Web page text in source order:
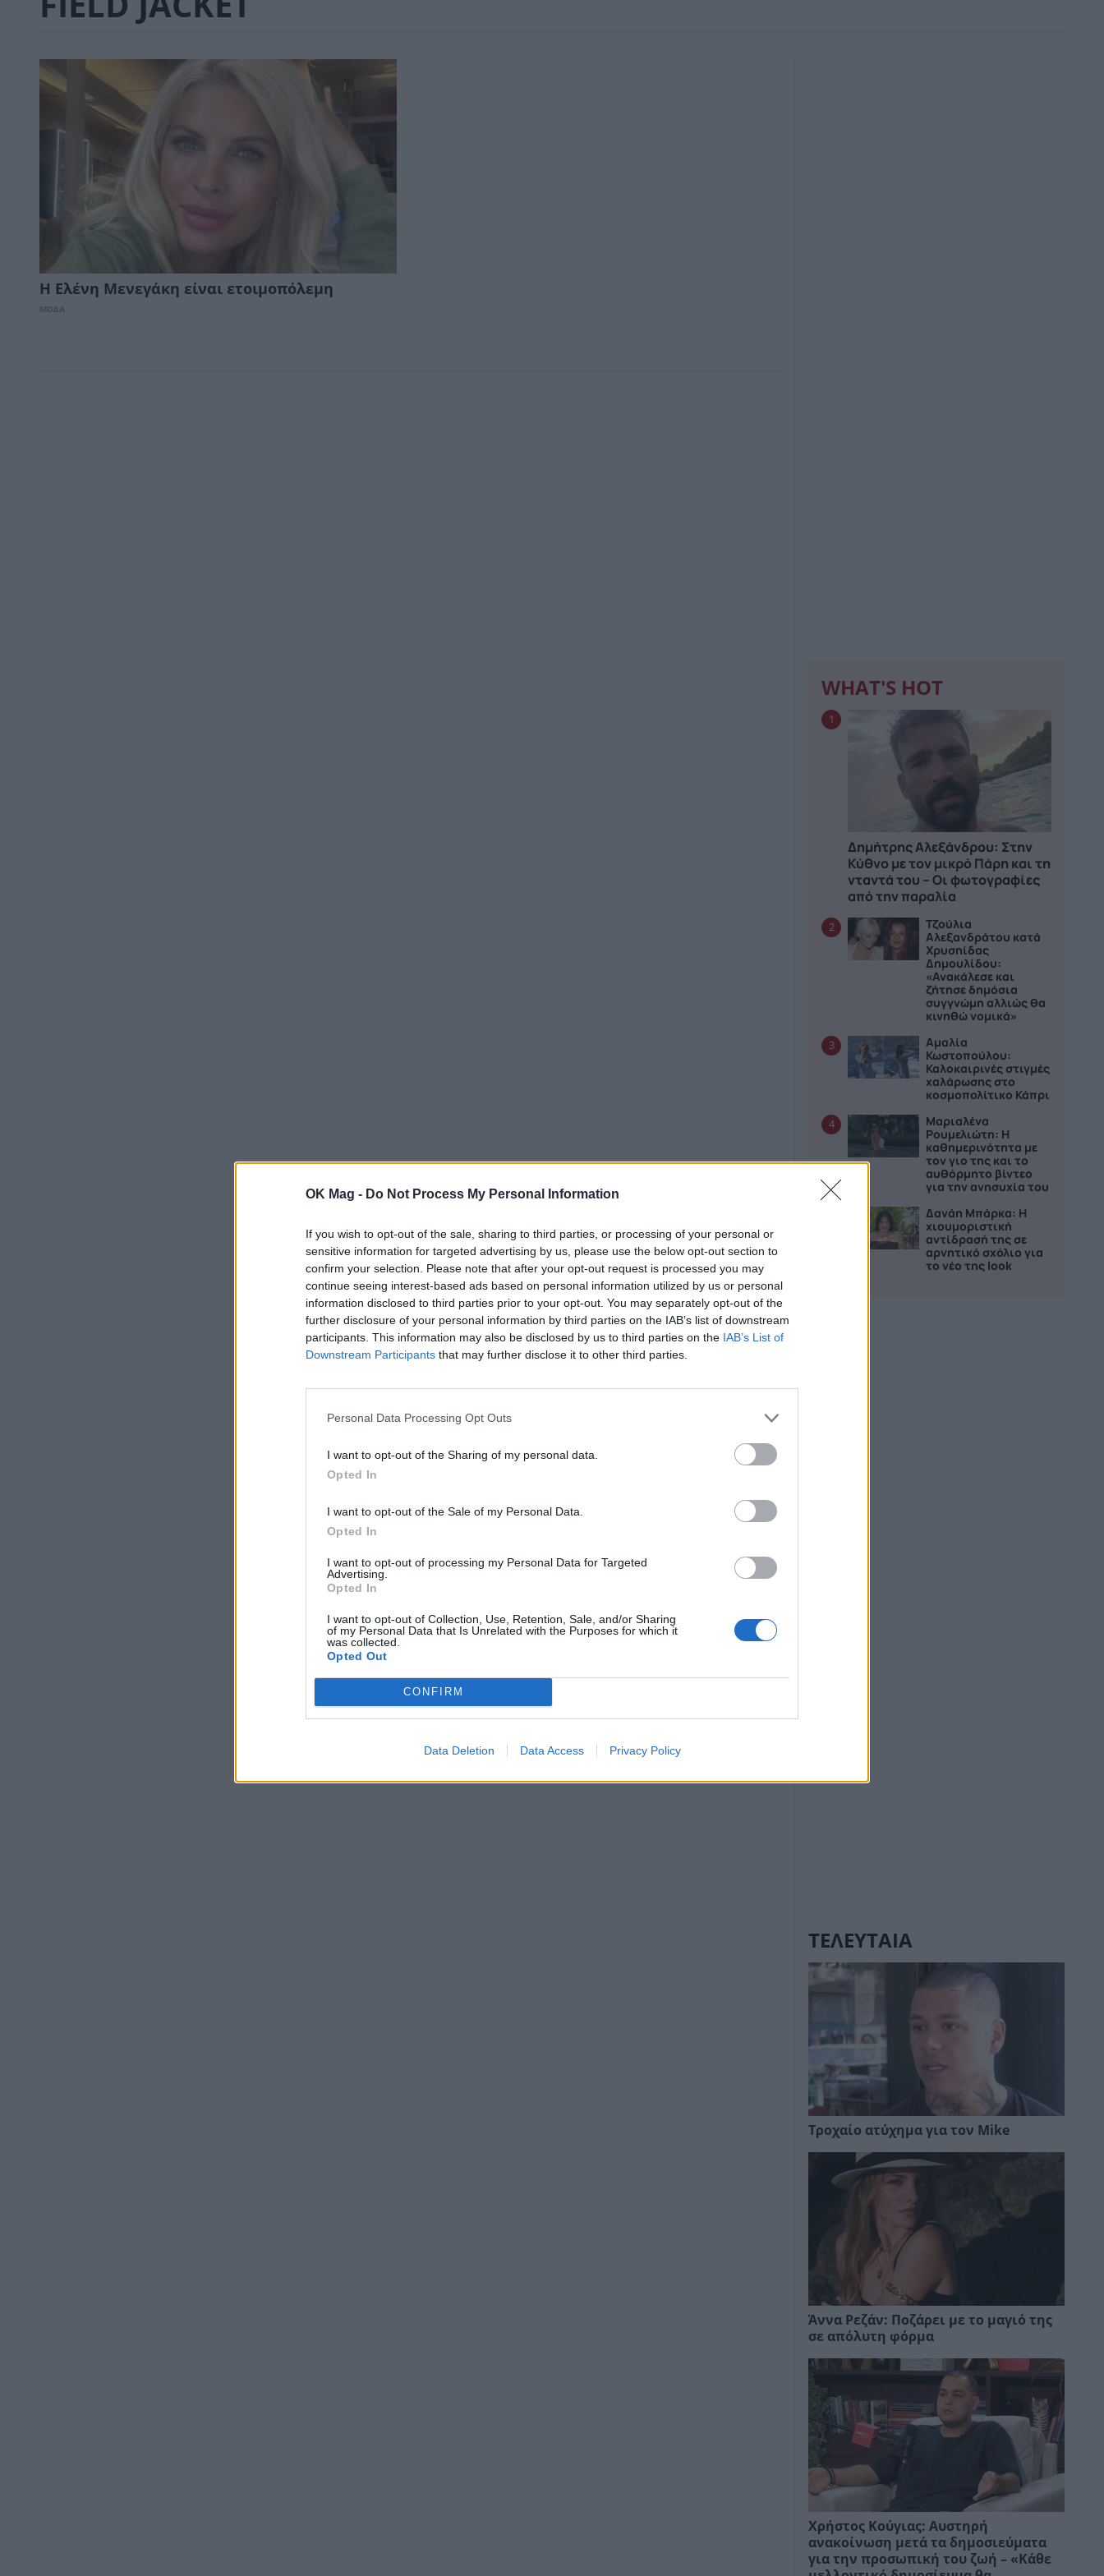
OK Mag - Do Not Process My Personal Information
If you wish to opt-out of the sale, sharing to third parties, or processing of your personal or
sensitive information for targeted advertising by us, please use the below opt-out section to
confirm your selection. Please note that after your opt-out request is processed you may
continue seeing interest-based ads based on personal information utilized by us or personal
information disclosed to third parties prior to your opt-out. You may separately opt-out of the
further disclosure of your personal information by third parties on the IAB’s list of downstream
participants. This information may also be disclosed by us to third parties on the IAB’s List of
Downstream Participants that may further disclose it to other third parties.
Personal Data Processing Opt Outs
I want to opt-out of the Sharing of my personal data.
Opted In
I want to opt-out of the Sale of my Personal Data.
Opted In
I want to opt-out of processing my Personal Data for Targeted
Advertising.
Opted In
I want to opt-out of Collection, Use, Retention, Sale, and/or Sharing
of my Personal Data that Is Unrelated with the Purposes for which it
was collected.
Opted Out
CONFIRM
Data Deletion Data Access Privacy Policy
Η Ελένη Μενεγάκη είναι ετοιμοπόλεμη
ΜΟΔΑ
WHAT'S HOT
1
Δημήτρης Αλεξάνδρου: Στην
Κύθνο με τον μικρό Πάρη και τη
νταντά του – Οι φωτογραφίες
από την παραλία
2
Τζούλια
Αλεξανδράτου κατά
Χρυσηίδας
Δημουλίδου:
«Ανακάλεσε και
ζήτησε δημόσια
συγγνώμη αλλιώς θα
κινηθώ νομικά»
3
Αμαλία
Κωστοπούλου:
Καλοκαιρινές στιγμές
χαλάρωσης στο
κοσμοπολίτικο Κάπρι
4
Μαριαλένα
Ρουμελιώτη: Η
καθημερινότητα με
τον γιο της και το
αυθόρμητο βίντεο
για την ανησυχία του
Δανάη Μπάρκα: Η
χιουμοριστική
αντίδρασή της σε
αρνητικό σχόλιο για
το νέο της look
ΤΕΛΕΥΤΑΙΑ
Τροχαίο ατύχημα για τον Mike
Άννα Ρεζάν: Ποζάρει με το μαγιό της
σε απόλυτη φόρμα
Χρήστος Κούγιας: Αυστηρή
ανακοίνωση μετά τα δημοσιεύματα
για την προσωπική του ζωή – «Κάθε